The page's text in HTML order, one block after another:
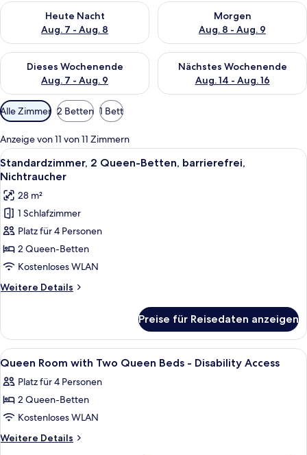
Heute Nacht
Aug. 7 - Aug. 8
Überprüfe die Verfügbarkeit für heute Nacht, Aug. 7 - Aug. 8.
Morgen
Aug. 8 - Aug. 9
Überprüfe die Verfügbarkeit
Dieses Wochenende
Aug. 7 - Aug. 9
Überprüfe die Verfügbarkeit für dieses Wochenende, Aug. 7
Nächstes Wochenende
Aug. 14 - Aug. 16
Überprüfe die Verfügbarkeit
Verfügbare
Filter
für
Zimmer
Alle Zimmer 2 Betten 1 Bett
Anzeige von 11 von 11 Zimmern
Alle
Fotos
für
Standardzimmer,
2 Queen-
Betten,
barrierefrei,
Nichtraucher
anzeigen
Ein Hotelzimmer mit zwei Betten,
7
Standardzimmer, 2 Queen-Betten, barrierefrei,
Nichtraucher
28 m²
1 Schlafzimmer
Platz für 4 Personen
2 Queen-Betten
Kostenloses WLAN
Weitere Details
Weitere
2 Queen-
Betten,
barrierefrei,
Preise für Reisedaten anzeigen
Alle
Fotos
für
Queen
Room
with
2
Queen Room with Two Queen Beds - Disability Access
Platz für 4 Personen
2 Queen-Betten
Kostenloses WLAN
Weitere Details
Weitere